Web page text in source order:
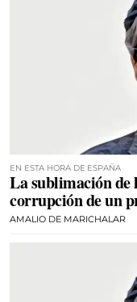
EN ESTA HORA DE ESPAÑA
La sublimación de
corrupción de un
AMALIO DE MARICHALAR